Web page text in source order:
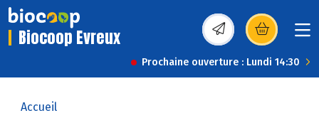
Biocoop Evreux (s’ouvre dans une
Prochaine ouverture : Lundi 14:30
Accueil